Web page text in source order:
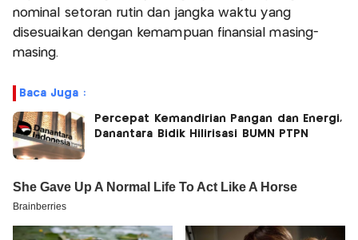
nominal setoran rutin dan jangka waktu yang
disesuaikan dengan kemampuan finansial masing-
masing.
Baca Juga :
Percepat Kemandirian Pangan dan Energi,
Danantara Bidik Hilirisasi BUMN PTPN